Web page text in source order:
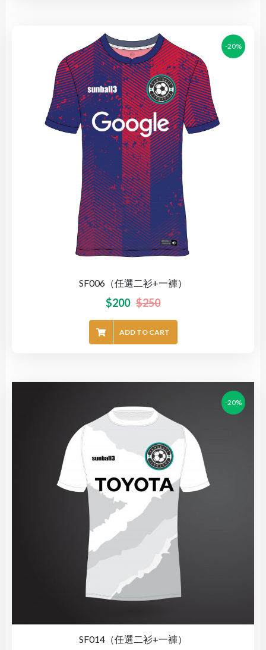
-20%
SF006（任選二衫+一褲）
$250
$200
ADD TO CART
-20%
SF014（任選二衫+一褲）